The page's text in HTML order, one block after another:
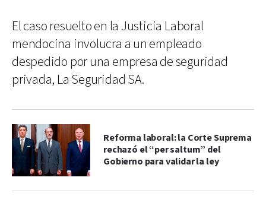
El caso resuelto en la Justicia Laboral
mendocina involucra a un empleado
despedido por una empresa de seguridad
privada, La Seguridad SA.
Reforma laboral: la Corte Suprema
rechazó el “per saltum” del
Gobierno para validar la ley